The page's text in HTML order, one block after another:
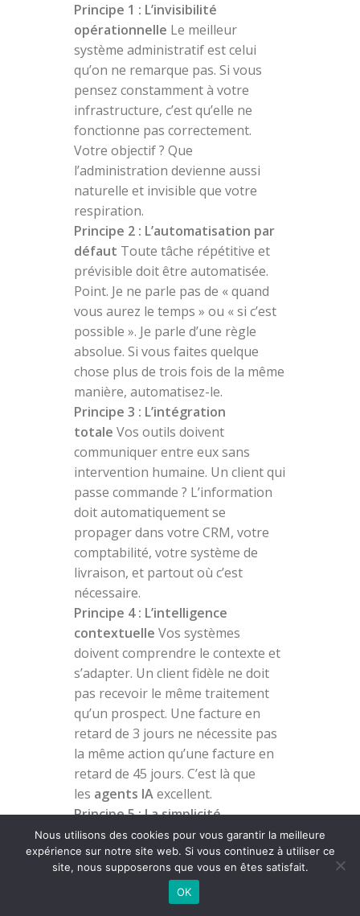
Principe 1 : L’invisibilité
opérationnelle Le meilleur
système administratif est celui
qu’on ne remarque pas. Si vous
pensez constamment à votre
infrastructure, c’est qu’elle ne
fonctionne pas correctement.
Votre objectif ? Que
l’administration devienne aussi
naturelle et invisible que votre
respiration.
Principe 2 : L’automatisation par
défaut Toute tâche répétitive et
prévisible doit être automatisée.
Point. Je ne parle pas de « quand
vous aurez le temps » ou « si c’est
possible ». Je parle d’une règle
absolue. Si vous faites quelque
chose plus de trois fois de la même
manière, automatisez-le.
Principe 3 : L’intégration
totale Vos outils doivent
communiquer entre eux sans
intervention humaine. Un client qui
passe commande ? L’information
doit automatiquement se
propager dans votre CRM, votre
comptabilité, votre système de
livraison, et partout où c’est
nécessaire.
Principe 4 : L’intelligence
contextuelle Vos systèmes
doivent comprendre le contexte et
s’adapter. Un client fidèle ne doit
pas recevoir le même traitement
qu’un prospect. Une facture en
retard de 3 jours ne nécessite pas
la même action qu’une facture en
retard de 45 jours. C’est là que
les agents IAexcellent.
Principe 5 : La simplicité
accessibleVotre infrastructure
peut être techniquement
sophistiquée, mais son utilisation
doit rester simple. Si vos équipes
Nous utilisons des cookies pour vous garantir la meilleure
expérience sur notre site web. Si vous continuez à utiliser ce
site, nous supposerons que vous en êtes satisfait.
OK